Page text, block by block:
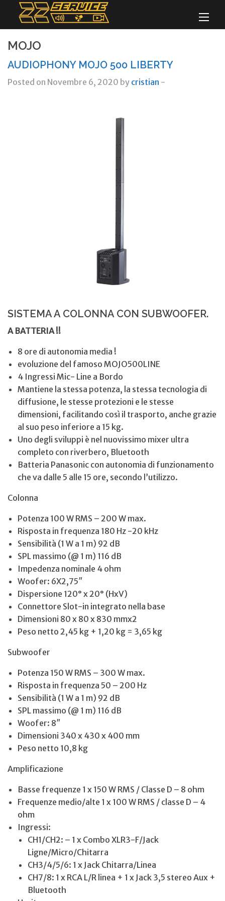
MOJO
AUDIOPHONY MOJO 500 LIBERTY
Posted on Novembre 6, 2020 by cristian -
SISTEMA A COLONNA CON SUBWOOFER.
A BATTERIA !!
8 ore di autonomia media !
evoluzione del famoso MOJO500LINE
4 Ingressi Mic- Line a Bordo
Mantiene la stessa potenza, la stessa tecnologia di
diffusione, le stesse protezioni e le stesse
dimensioni, facilitando così il trasporto, anche grazie
al suo peso inferiore a 15 kg.
Uno degli sviluppi è nel nuovissimo mixer ultra
completo con riverbero, Bluetooth
Batteria Panasonic con autonomia di funzionamento
che va dalle 5 alle 15 ore, secondo l’utilizzo.
Colonna
Potenza 100 W RMS – 200 W max.
Risposta in frequenza 180 Hz -20 kHz
Sensibilità (1 W a 1 m) 92 dB
SPL massimo (@ 1 m) 116 dB
Impedenza nominale 4 ohm
Woofer: 6X2,75″
Dispersione 120° x 20° (HxV)
Connettore Slot-in integrato nella base
Dimensioni 80 x 80 x 830 mmx2
Peso netto 2,45 kg + 1,20 kg = 3,65 kg
Subwoofer
Potenza 150 W RMS – 300 W max.
Risposta in frequenza 50 – 200 Hz
Sensibilità (1 W a 1 m) 92 dB
SPL massimo (@ 1 m) 116 dB
Woofer: 8″
Dimensioni 340 x 430 x 400 mm
Peso netto 10,8 kg
Amplificazione
Basse frequenze 1 x 150 W RMS / Classe D – 8 ohm
Frequenze medio/alte 1 x 100 W RMS / classe D – 4
ohm
Ingressi:
CH1/CH2: – 1 x Combo XLR3-F/Jack
Ligne/Micro/Chitarra
CH3/4/5/6: 1 x Jack Chitarra/Linea
CH7/8: 1 x RCA L/R linea + 1 x Jack 3,5 stereo Aux +
Bluetooth